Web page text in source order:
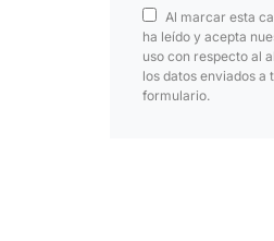
Al marcar esta
ha leído y acepta
uso con respecto al
los datos enviados a
formulario.